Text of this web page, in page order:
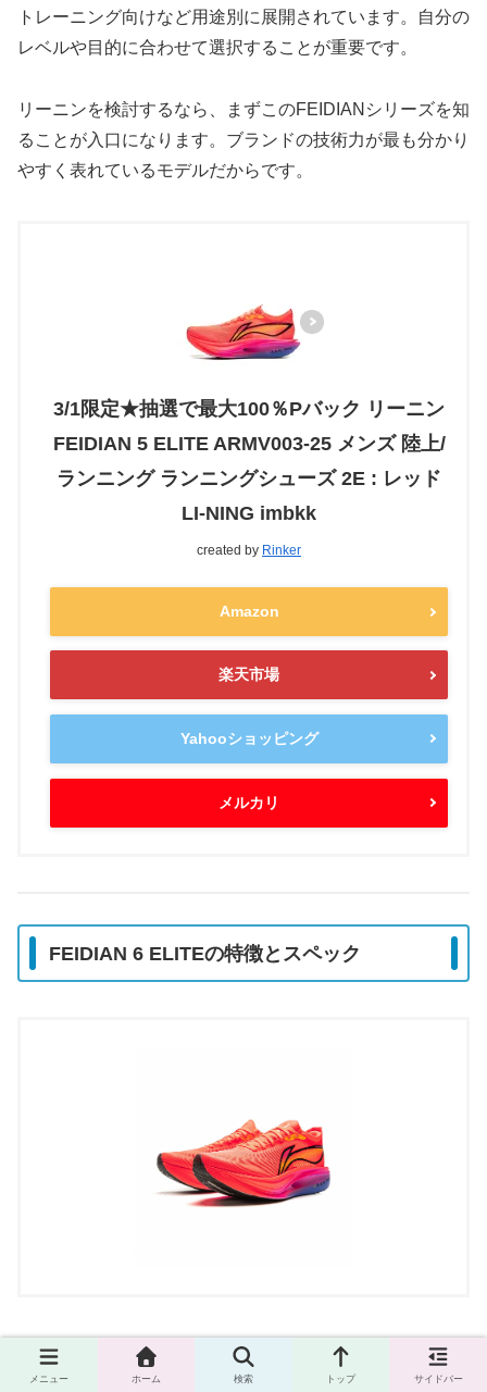
トレーニング向けなど用途別に展開されています。自分の
レベルや目的に合わせて選択することが重要です。
リーニンを検討するなら、まずこのFEIDIANシリーズを知
ることが入口になります。ブランドの技術力が最も分かり
やすく表れているモデルだからです。
3/1限定★抽選で最大100％Pバック リーニン
FEIDIAN 5 ELITE ARMV003-25 メンズ 陸上/
ランニング ランニングシューズ 2E : レッド
LI-NING imbkk
created by Rinker
Amazon
楽天市場
Yahooショッピング
メルカリ
FEIDIAN 6 ELITEの特徴とスペック
FEIDIAN 6 ELITEは、現在のFEIDIANシリーズの中でもト
ップクラスの性能を持つレーシングシューズです。大迫傑
メニュー ホーム 検索 トップ サイドバー